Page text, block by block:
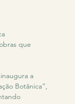
que
a
Botânica”,